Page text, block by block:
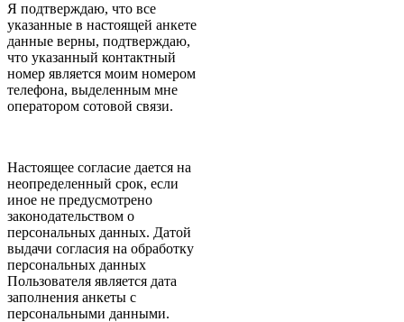
Я подтверждаю, что все
указанные в настоящей анкете
данные верны, подтверждаю,
что указанный контактный
номер является моим номером
телефона, выделенным мне
оператором сотовой связи.
Настоящее согласие дается на
неопределенный срок, если
иное не предусмотрено
законодательством о
персональных данных. Датой
выдачи согласия на обработку
персональных данных
Пользователя является дата
заполнения анкеты с
персональными данными.